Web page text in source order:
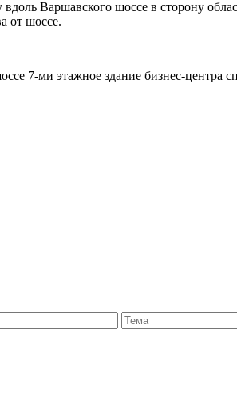
Варшавского шоссе в сторону
от шоссе.
7-ми этажное здание бизнес-центра